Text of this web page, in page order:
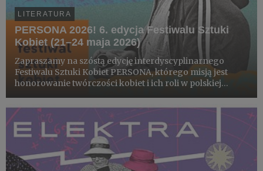
LITERATURA
PERSONA 2026! 6. edycja Festiwalu Sztuki
Kobiet (21–24 maja 2026)
Zapraszamy na szóstą edycję interdyscyplinarnego
Festiwalu Sztuki Kobiet PERSONA, którego misją jest
honorowanie twórczości kobiet i ich roli w polskiej
Brach-Czaina, nazywana filozofką codzienności.